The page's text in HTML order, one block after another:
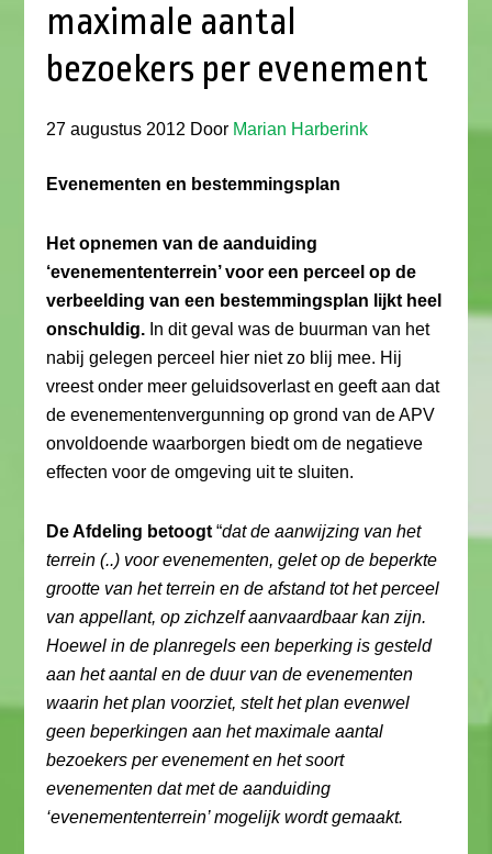
maximale aantal
bezoekers per evenement
27 augustus 2012 Door Marian Harberink
Evenementen en bestemmingsplan
Het opnemen van de aanduiding
‘evenemententerrein’ voor een perceel op de
verbeelding van een bestemmingsplan lijkt heel
onschuldig. In dit geval was de buurman van het
nabij gelegen perceel hier niet zo blij mee. Hij
vreest onder meer geluidsoverlast en geeft aan dat
de evenementenvergunning op grond van de APV
onvoldoende waarborgen biedt om de negatieve
effecten voor de omgeving uit te sluiten.
De Afdeling betoogt “dat de aanwijzing van het
terrein (..) voor evenementen, gelet op de beperkte
grootte van het terrein en de afstand tot het perceel
van appellant, op zichzelf aanvaardbaar kan zijn.
Hoewel in de planregels een beperking is gesteld
aan het aantal en de duur van de evenementen
waarin het plan voorziet, stelt het plan evenwel
geen beperkingen aan het maximale aantal
bezoekers per evenement en het soort
evenementen dat met de aanduiding
‘evenemententerrein’ mogelijk wordt gemaakt.